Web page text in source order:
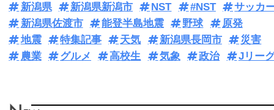
新潟県 新潟県新潟市 NST #NST
サッカ
新潟県佐渡市
能登半島地震 野球
原発
地震
特集記事 天気 新潟県長岡市
災害
農業
グルメ 高校生 気象 政治 Jリー